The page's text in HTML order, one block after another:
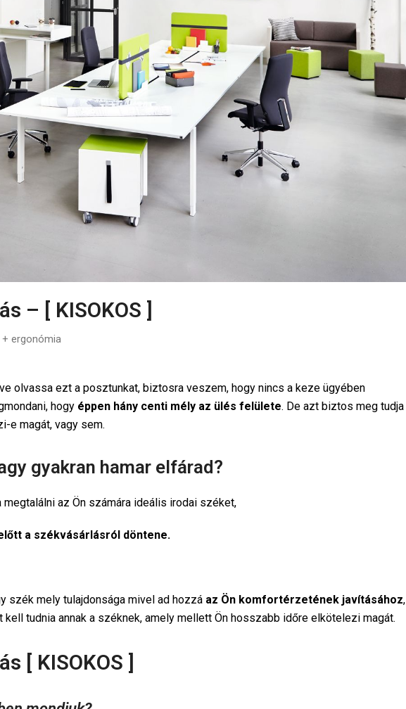
– [ KISOKOS ]
ergonómia
olvassa ezt a posztunkat, biztosra veszem, hogy nincs a keze ügyében
hogy éppen hány centi mély az ülés felülete. De azt biztos meg tudja
e magát, vagy sem.
gyakran hamar elfárad?
az Ön számára ideális irodai széket,
a székvásárlásról döntene.
szék mely tulajdonsága mivel ad hozzá az Ön komfortérzetének javításához,
kell tudnia annak a széknek, amely mellett Ön hosszabb időre elkötelezi magát.
[ KISOKOS ]